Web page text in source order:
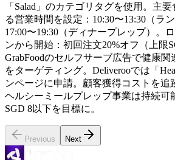
「Salad」のカテゴリタグを使用。主
る営業時間を設定：10:30〜13:30（ラ
17:00〜19:30（ディナープレップ）。
ンから開始：初回注文20%オフ（上限
GrabFoodのセルフサーブ広告で健康関
をターゲティング。Deliverooでは「
ンページに申請。顧客獲得コストを
ヘルシーミールプレップ事業は持続可
SGD 8以下を目標に。
Previous Next